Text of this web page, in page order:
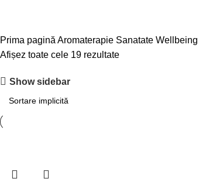
Prima pagină Aromaterapie Sanatate Wellbeing
Afișez toate cele 19 rezultate
Show sidebar